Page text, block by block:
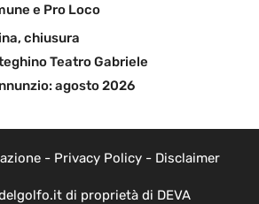
e Pro Loco
chiusura
Teatro Gabriele
agosto 2026
- Privacy Policy- Disclaimer
di proprietà di DEVA